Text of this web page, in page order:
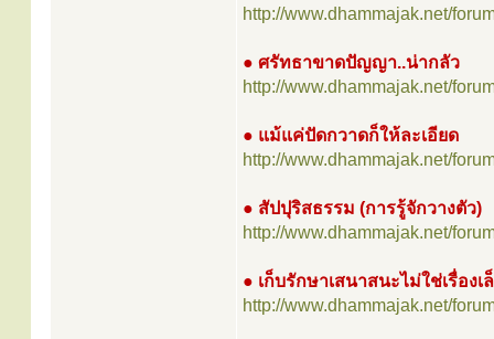
http://www.dhammajak.net/
● ศรัทธาขาดปัญญา..น่ากลัว
http://www.dhammajak.net/
● แม้แค่ปัดกวาดก็ให้ละเอียด
http://www.dhammajak.net/
● สัปปุริสธรรม (การรู้จักวางตัว)
http://www.dhammajak.net/
● เก็บรักษาเสนาสนะไม่ใช่เรื่องเ
http://www.dhammajak.net/